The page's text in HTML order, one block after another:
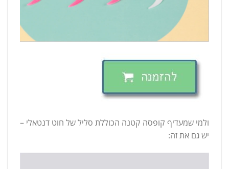
ולמי שמעדיף קופסה קטנה הכוללת סליל של חוט דנטאלי –
יש גם את זה: